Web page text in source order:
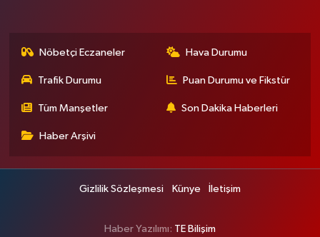
Nöbetçi Eczaneler Hava Durumu
Trafik Durumu Puan Durumu ve Fikstür
Tüm Manşetler Son Dakika Haberleri
Haber Arşivi
Gizlilik Sözleşmesi Künye İletişim
Haber Yazılımı: TE Bilişim